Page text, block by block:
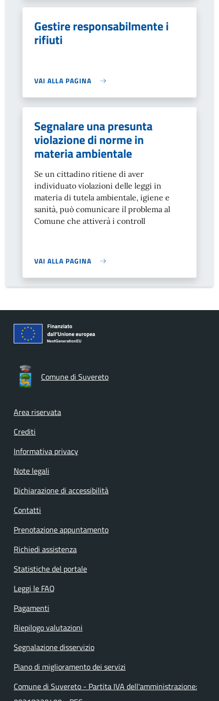
Gestire responsabilmente i
rifiuti
VAI ALLA PAGINA
Segnalare una presunta
violazione di norme in
materia ambientale
Se un cittadino ritiene di aver
individuato violazioni delle leggi in
materia di tutela ambientale, igiene e
sanità, può comunicare il problema al
Comune che attiverà i controll
VAI ALLA PAGINA
Comune di Suvereto
Footer menu
Area riservata
Crediti
Informativa privacy
Note legali
Dichiarazione di accessibilità
Contatti
Prenotazione appuntamento
Richiedi assistenza
Statistiche del portale
Leggi le FAQ
Pagamenti
Riepilogo valutazioni
Segnalazione disservizio
Piano di miglioramento dei servizi
Comune di Suvereto - Partita IVA dell'amministrazione: